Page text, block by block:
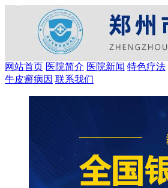
网站首页 医院简介 医院新闻 特色疗法
牛皮癣病因 联系我们